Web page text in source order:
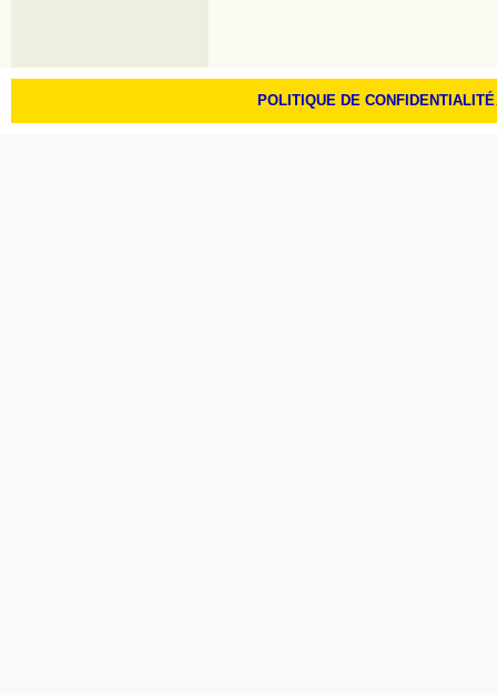
POLITIQUE DE CONFIDENTIALITÉ